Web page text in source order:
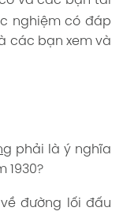
nghiệm có đáp
các bạn xem và
phải là ý nghĩa
1930?
đường lối đấu